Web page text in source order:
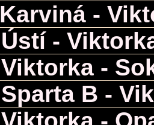
Karviná -
Ústí -
Viktorka -
Sparta B -